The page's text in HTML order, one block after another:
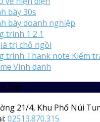
bày 30s
bày doanh nghiệp
trình 1 2 1
trị chỗ ngồi
trình Thank note Kiểm
Vinh danh
hệ:
21/4, Khu Phố Núi
02513.870.315